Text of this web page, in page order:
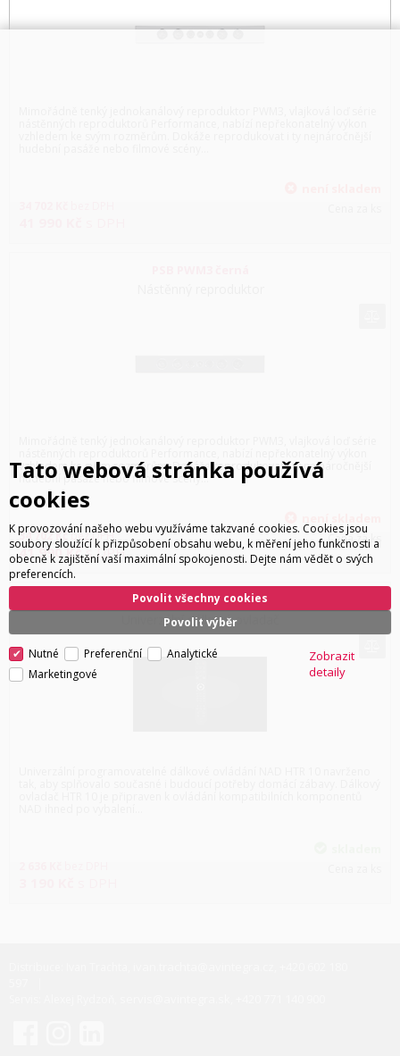
vzhledem ke svým rozměrům. Dokáže reprodukovat i ty nejnáročnější
hudební pasáže nebo filmové scény...
34 702Kč bez DPH
41 990Kč s DPH
Cena za ks
NAD HTR 10
Univerzální dálkový ovladač
Tato webová stránka používá
cookies
K provozování našeho webu využíváme takzvané cookies. Cookies jsou
soubory sloužící k přizpůsobení obsahu webu, k měření jeho funkčnosti a
obecně k zajištění vaší maximální spokojenosti. Dejte nám vědět o svých
preferencích.
Povolit výběr
Povolit všechny cookies
Nutné Preferenční
Analytické
Marketingové
Zobrazit
detaily